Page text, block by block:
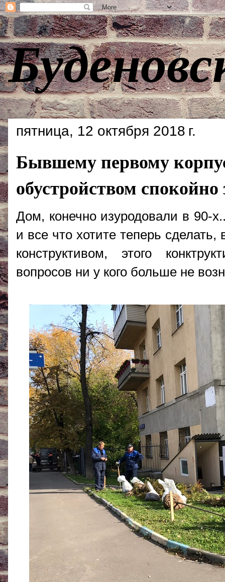
пятница, 12 октября 2018 г.
Бывшему первому
обустройством
Дом, конечно изуродовали в 90-
и все что хотите теперь
конструктивом, этого
вопросов ни у кого больше не